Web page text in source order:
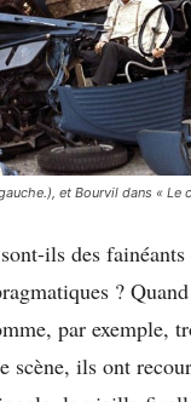
et Bourvil dans « Le
ils des
?
par exemple,
scène, ils ont